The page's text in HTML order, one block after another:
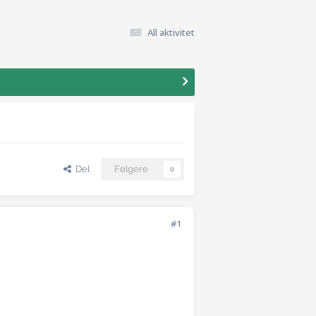
All aktivitet
Del Følgere 0
#1